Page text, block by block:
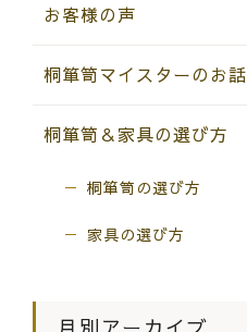
お客様の声
桐箪笥マイスターのお話
桐箪笥＆家具の選び方
桐箪笥の選び方
家具の選び方